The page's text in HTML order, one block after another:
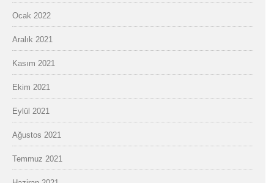
Ocak 2022
Aralık 2021
Kasım 2021
Ekim 2021
Eylül 2021
Ağustos 2021
Temmuz 2021